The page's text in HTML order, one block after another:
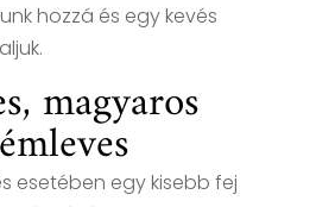
hozzá és egy kevés
magyaros
esetében egy kisebb fej